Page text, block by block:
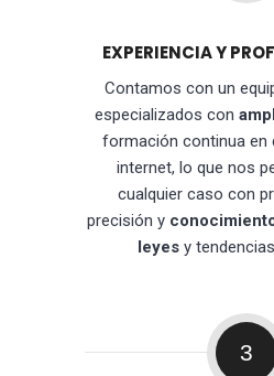
EXPERIENCIA Y
Contamos con un
especializados con
formación continua en
internet, lo que nos
cualquier caso con
precisión y
leyes y
3